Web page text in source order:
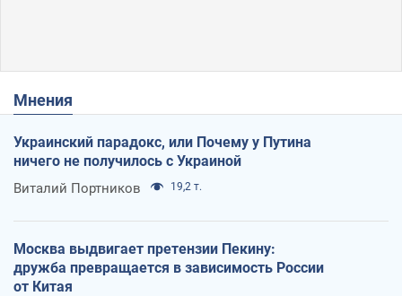
Мнения
Украинский парадокс, или Почему у Путина
ничего не получилось с Украиной
Виталий Портников 19,2 т.
Москва выдвигает претензии Пекину:
дружба превращается в зависимость России
от Китая